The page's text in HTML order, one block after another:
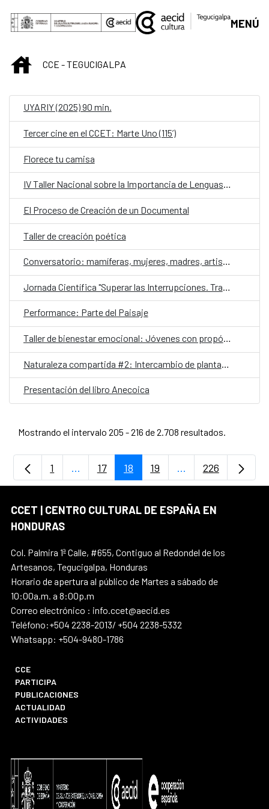
Saltar al contenido principal
MENÚ
INICIOCCE - TEGUCIGALPA
UYARIY (2025) 90 min.
Tercer cine en el CCET: Marte Uno (115’)
Florece tu camisa
IV Taller Nacional sobre la Importancia de Lenguas para las Poblaciones Indígenas y Afrohondureñas
El Proceso de Creación de un Documental
Taller de creación poética
Conversatorio: mamíferas, mujeres, madres, artistas contra la violencia de género
Jornada Científica "Superar las Interrupciones. Transformar la respuesta al VIH 2025"
Performance: Parte del Paisaje
Taller de bienestar emocional: Jóvenes con propósito
Presentación del libro Anecoica
Mostrando el intervalo 205 - 216 de 2.708 resultados.
Página
1 ...Páginas intermedias Use TAB para
Página
17 Página
18 Página
19 ...PáginasPágina
226
CCET | CENTRO CULTURAL DE ESPAÑA EN
HONDURAS
Col. Palmira 1ª Calle, #655, Contiguo al Redondel de los
Artesanos, Tegucigalpa, Honduras
Horario de apertura al público de Martes a sábado de
10:00a.m. a 8:00p.m
Correo electrónico : info.ccet@aecid.es
Teléfono:+504 2238-2013/ +504 2238-5332
Whatsapp: +504-9480-1786
CCE
PARTICIPA
PUBLICACIONES
ACTUALIDAD
ACTIVIDADES